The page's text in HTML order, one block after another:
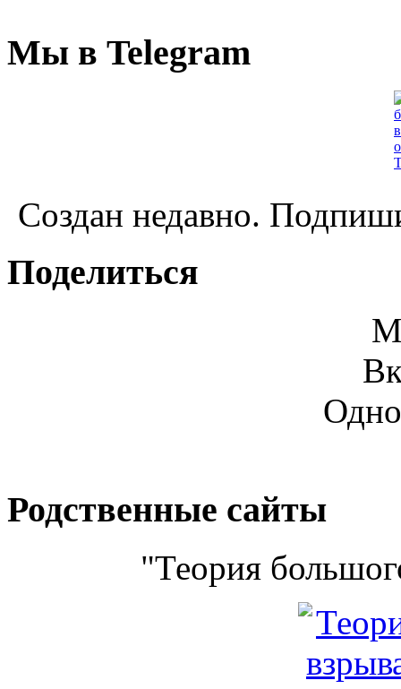
Мы в Telegram
Создан недавно.
Поделиться
Родственные сайты
"Теория